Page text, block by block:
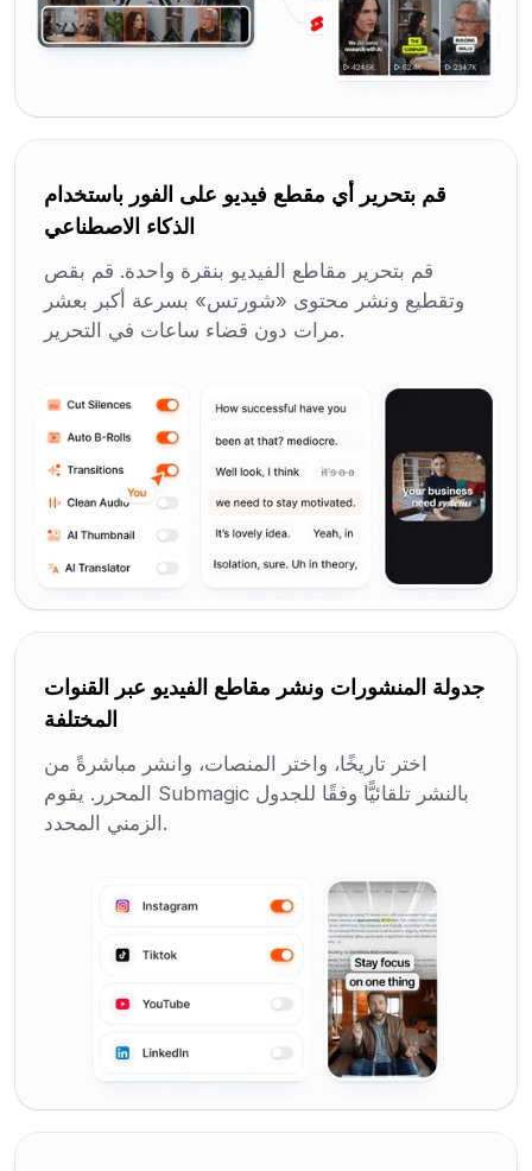
قم بتحرير أي مقطع فيديو على الفور باستخدام
الذكاء الاصطناعي
قم بتحرير مقاطع الفيديو بنقرة واحدة. قم بقص
وتقطيع ونشر محتوى «شورتس» بسرعة أكبر بعشر
مرات دون قضاء ساعات في التحرير.
جدولة المنشورات ونشر مقاطع الفيديو عبر القنوات
المختلفة
اختر تاريخًا، واختر المنصات، وانشر مباشرةً من
المحرر. يقوم Submagic بالنشر تلقائيًّا وفقًا للجدول
الزمني المحدد.